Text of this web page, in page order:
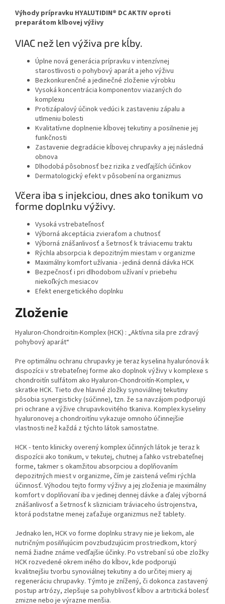
Výhody prípravku HYALUTIDIN® DC AKTIV oproti
preparátom klbovej výživy
VIAC než len výživa pre kĺby.
Úplne nová generácia prípravku v intenzívnej
starostlivosti o pohybový aparát a jeho výživu
Bezkonkurenčné a jedinečné zloženie výrobku
Vysoká koncentrácia komponentov viazaných do
komplexu
Protizápalový účinok vedúci k zastaveniu zápalu a
utlmeniu bolesti
Kvalitatívne doplnenie kĺbovej tekutiny a posilnenie jej
funkčnosti
Zastavenie degradácie kĺbovej chrupavky a jej následná
obnova
Dlhodobá pôsobnosť bez rizika z vedľajších účinkov
Dermatologický efekt v pôsobení na organizmus
Včera iba s injekciou, dnes ako tonikum vo
forme doplnku výživy.
Vysoká vstrebateľnosť
Výborná akceptácia zvieraťom a chutnosť
Výborná znášanlivosť a šetrnosť k tráviacemu traktu
Rýchla absorpcia k depozitným miestam v organizme
Maximálny komfort užívania - jediná denná dávka HCK
Bezpečnosť i pri dlhodobom užívaní v priebehu
niekoľkých mesiacov
Efekt energetického doplnku
Zloženie
Hyaluron-Chondroitin-Komplex (HCK) : „Aktívna sila pre zdravý
pohybový aparát“
Pre optimálnu ochranu chrupavky je teraz kyselina hyalurónová k
dispozícii v strebateľnej forme ako doplnok výživy v komplexe s
chondroitín sulfátom ako Hyaluron-Chondroitín-Komplex, v
skratke HCK. Tieto dve hlavné zložky synoviálnej tekutiny
pôsobia synergisticky (súčinne), tzn. že sa navzájom podporujú
pri ochrane a výžive chrupavkovitého tkaniva. Komplex kyseliny
hyaluronovej a chondroitínu vykazuje omnoho účinnejšie
vlastnosti než každá z týchto látok samostatne.
HCK - tento klinicky overený komplex účinných látok je teraz k
dispozícii ako tonikum, v tekutej, chutnej a ľahko vstrebateľnej
forme, takmer s okamžitou absorpciou a doplňovaním
depozitných miest v organizme, čím je zaistená veľmi rýchla
účinnosť. Výhodou tejto formy výživy a jej zloženia je maximálny
komfort v doplňovaní iba v jedinej dennej dávke a ďalej výborná
znášanlivosť a šetrnosť k slizniciam tráviaceho ústrojenstva,
ktorá podstatne menej zaťažuje organizmus než tablety.
Jednako len, HCK vo forme doplnku stravy nie je liekom, ale
nutričným posilňujúcim povzbudzujúcim prostriedkom, ktorý
nemá žiadne známe vedľajšie účinky. Po vstrebaní sú obe zložky
HCK rozvedené okrem iného do kĺbov, kde podporujú
kvalitnejšiu tvorbu synoviálnej tekutiny a do určitej miery aj
regeneráciu chrupavky. Týmto je znížený, či dokonca zastavený
postup artrózy, zlepšuje sa pohyblivosť kĺbov a artritická bolesť
zmizne nebo je výrazne menšia.